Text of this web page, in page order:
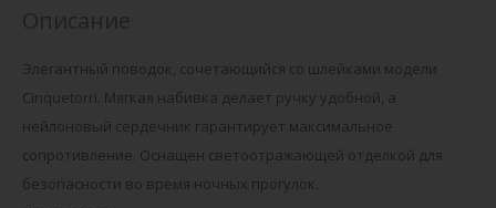
Элегантный поводок, сочетающийся со шлейками модели
Cinquetorri. Мягкая набивка делает ручку удобной, а
нейлоновый сердечник гарантирует максимальное
сопротивление. Оснащен светоотражающей отделкой для
безопасности во время ночных прогулок.